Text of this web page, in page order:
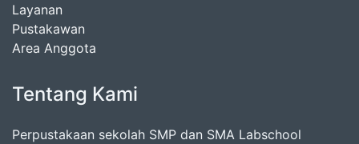
Layanan
Pustakawan
Area Anggota
Tentang Kami
Perpustakaan sekolah SMP dan SMA Labschool